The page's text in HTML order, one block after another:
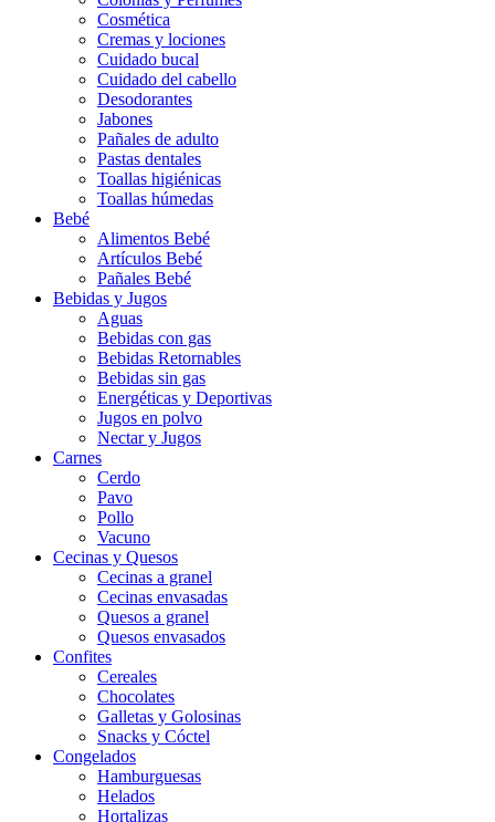
Cosmética
Cremas y lociones
Cuidado bucal
Cuidado del cabello
Desodorantes
Jabones
Pañales de adulto
Pastas dentales
Toallas higiénicas
Toallas húmedas
Bebé
Alimentos Bebé
Artículos Bebé
Pañales Bebé
Bebidas y Jugos
Aguas
Bebidas con gas
Bebidas Retornables
Bebidas sin gas
Energéticas y Deportivas
Jugos en polvo
Nectar y Jugos
Carnes
Cerdo
Pavo
Pollo
Vacuno
Cecinas y Quesos
Cecinas a granel
Cecinas envasadas
Quesos a granel
Quesos envasados
Confites
Cereales
Chocolates
Galletas y Golosinas
Snacks y Cóctel
Congelados
Hamburguesas
Helados
Hortalizas